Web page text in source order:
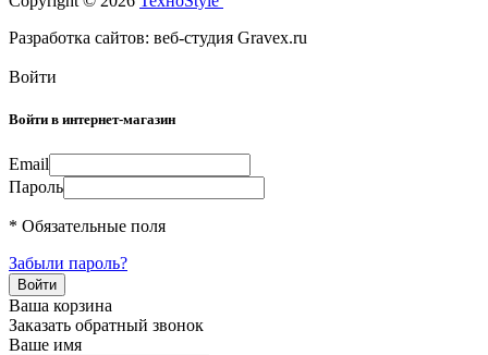
Разработка сайтов: веб-студия Gravex.ru
Войти
Войти в интернет-магазин
Email
Пароль
* Обязательные поля
Забыли пароль?
Ваша корзина
Заказать обратный звонок
Ваше имя